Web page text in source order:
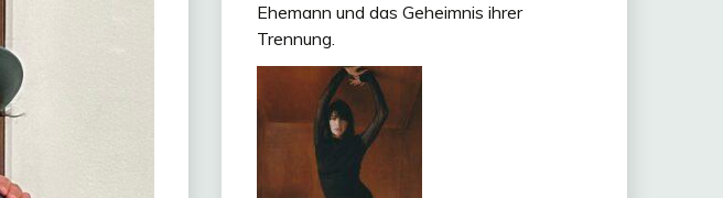
Ehemann und das Geheimnis ihrer
Trennung.